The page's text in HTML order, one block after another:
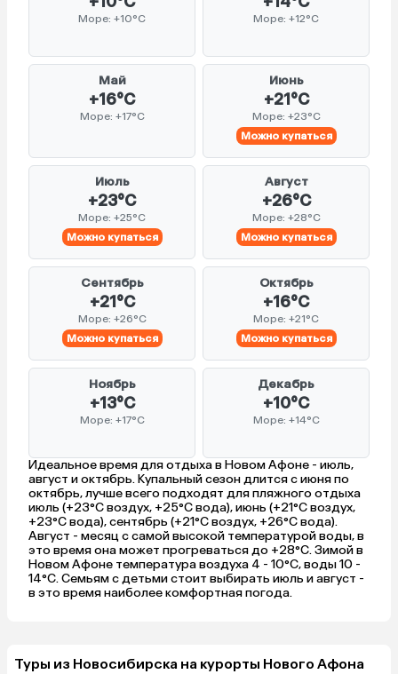
Море: +10°C Море: +12°C
Май
+16°C
Море: +17°C
Июнь
+21°C
Море: +23°C
Можно купаться
Июль
+23°C
Море: +25°C
Можно купаться
Август
+26°C
Море: +28°C
Можно купаться
Сентябрь
+21°C
Море: +26°C
Можно купаться
Октябрь
+16°C
Море: +21°C
Можно купаться
Ноябрь
+13°C
Море: +17°C
Декабрь
+10°C
Море: +14°C
Идеальное время для отдыха в Новом Афоне - июль,
август и октябрь. Купальный сезон длится с июня по
октябрь, лучше всего подходят для пляжного отдыха
июль (+23°C воздух, +25°C вода), июнь (+21°C воздух,
+23°C вода), сентябрь (+21°C воздух, +26°C вода).
Август - месяц с самой высокой температурой воды, в
это время она может прогреваться до +28°C. Зимой в
Новом Афоне температура воздуха 4 - 10°C, воды 10 -
14°C. Семьям с детьми стоит выбирать июль и август -
в это время наиболее комфортная погода.
Туры из Новосибирска на курорты Нового Афона